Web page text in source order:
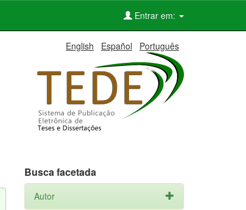
Entrar em:
English Español Português
Busca facetada
Autor